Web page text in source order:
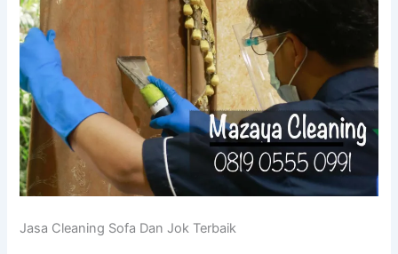
Jasa Cleaning Sofa Dаn Jok Terbaik